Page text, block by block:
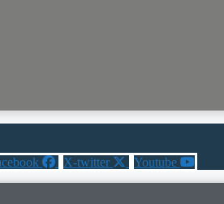
X-twitter Youtube